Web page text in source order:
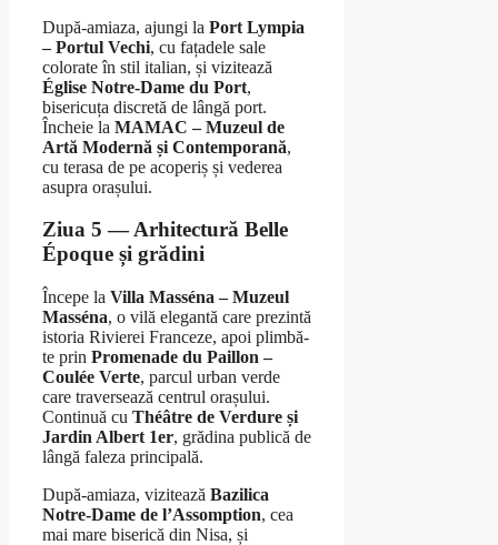
După-amiaza, ajungi la Port Lympia
– Portul Vechi, cu fațadele sale
colorate în stil italian, și vizitează
Église Notre-Dame du Port,
bisericuța discretă de lângă port.
Încheie la MAMAC – Muzeul de
Artă Modernă și Contemporană,
cu terasa de pe acoperiș și vederea
asupra orașului.
Ziua 5 — Arhitectură Belle
Époque și grădini
Începe la Villa Masséna – Muzeul
Masséna, o vilă elegantă care prezintă
istoria Rivierei Franceze, apoi plimbă-
te prin Promenade du Paillon –
Coulée Verte, parcul urban verde
care traversează centrul orașului.
Continuă cu Théâtre de Verdure și
Jardin Albert 1er, grădina publică de
lângă faleza principală.
După-amiaza, vizitează Bazilica
Notre-Dame de l’Assomption, cea
mai mare biserică din Nisa, și